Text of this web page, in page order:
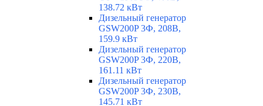
138.72 кВт
Дизельный генератор
GSW200P 3Ф, 208В,
159.9 кВт
Дизельный генератор
GSW200P 3Ф, 220В,
161.11 кВт
Дизельный генератор
GSW200P 3Ф, 230В,
145.71 кВт